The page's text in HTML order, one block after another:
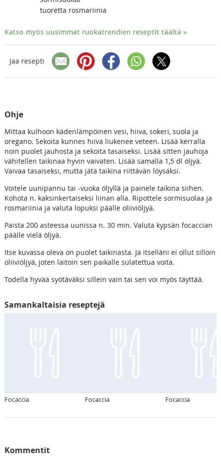
tuoretta rosmariinia
Katso myös uusimmat ruokatrendien reseptit täältä »
Jaa resepti
Ohje
Mittaa kulhoon kädenlämpöinen vesi, hiiva, sokeri, suola ja
oregano. Sekoita kunnes hiiva liukenee veteen. Lisää kerralla
noin puolet jauhosta ja sekoita tasaiseksi. Lisää sitten jauhoja
vähitellen taikinaa hyvin vaivaten. Lisää samalla 1,5 dl öljyä.
Vaivaa tasaiseksi, mutta jätä taikina riittävän löysäksi.
Voitele uunipannu tai -vuoka öljyllä ja painele taikina siihen.
Kohota n. kaksinkertaiseksi liinan alla. Ripottele sormisuolaa ja
rosmariinia ja valuta lopuksi päälle oliiviöljyä.
Paista 200 asteessa uunissa n. 30 min. Valuta kypsän focaccian
päälle vielä öljyä.
Itse kuvassa oleva on puolet taikinasta. Ja itselläni ei ollut silloin
oliiviöljyä, joten laitoin sen paikalle sulatettua voita.
Todella hyvää syötäväksi sillein vain tai sen voi myös täyttää.
Samankaltaisia reseptejä
Focaccia Focaccia Focaccia
Kommentit